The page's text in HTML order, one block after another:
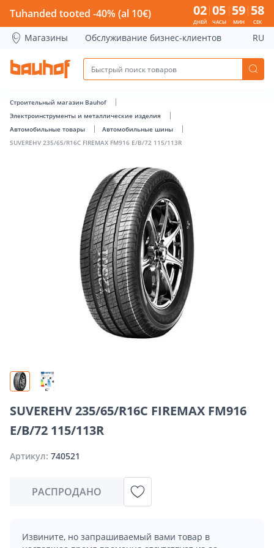
SUVEREHV 235/65/R16C FIREMAX FM916 E/B/72 115/113R
Tuhanded tooted -40% (al 10€) 02
ДНЕЙ
05
ЧАСЫ
59
МИН
58
СЕК
Магазины Обслуживание бизнес-клиентов RU
Строительный магазин Bauhof
Электроинструменты и металлические изделия
Автомобильные товары
Автомобильные шины
SUVEREHV 235/65/R16C FIREMAX FM916 E/B/72 115/113R
SUVEREHV 235/65/R16C FIREMAX FM916
E/B/72 115/113R
Артикул: 740521
РАСПРОДАНО
Извините, но запрашиваемый вами товар в